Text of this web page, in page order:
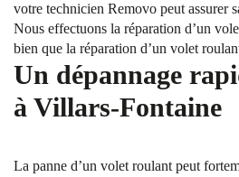
votre technicien Removo peut assurer
Nous effectuons la réparation d’un
bien que la réparation d’un volet
Un dépannage
à Villars-Fontaine
La panne d’un volet roulant peut